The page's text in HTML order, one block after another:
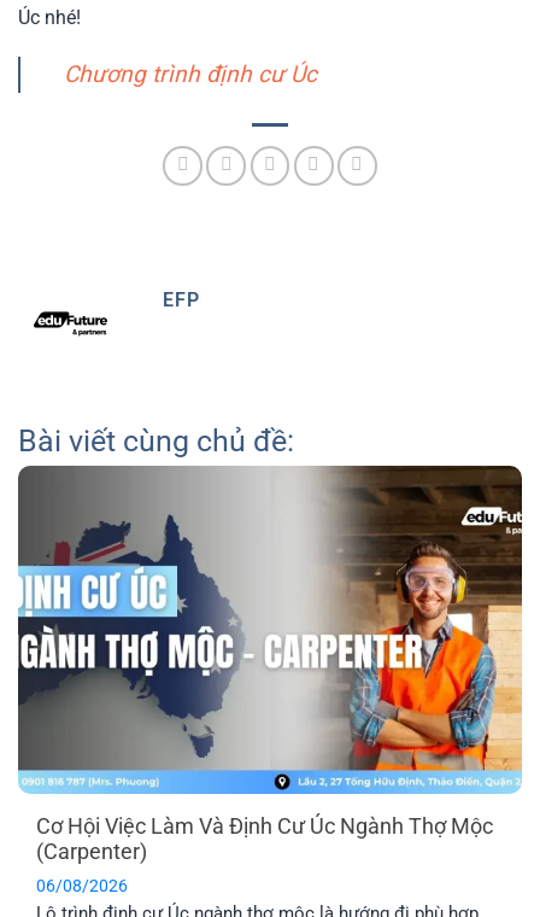
Úc nhé!
Chương trình định cư Úc
EFP
Bài viết cùng chủ đề:
Cơ Hội Việc Làm Và Định Cư Úc Ngành Thợ Mộc
(Carpenter)
06/08/2026